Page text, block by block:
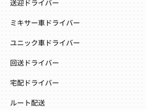
送迎ドライバー
ミキサー車ドライバー
ユニック車ドライバー
回送ドライバー
宅配ドライバー
ルート配送